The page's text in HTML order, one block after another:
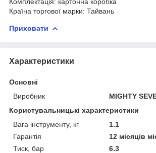
Країна торгової марки: Тайвань
Приховати
Характеристики
Основні
Виробник
MIGHTY
Користувальницькі характеристики
Вага інструменту, кг
1.1
Гарантія
12 місяців
Тиск, бар
6.3